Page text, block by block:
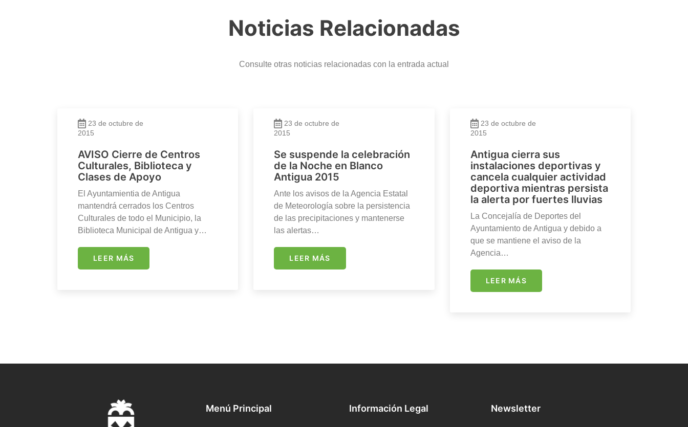
Noticias Relacionadas
Consulte otras noticias relacionadas con la entrada actual
23 de octubre de
2015
AVISO Cierre de Centros
Culturales, Biblioteca y
Clases de Apoyo
El Ayuntamientia de Antigua
mantendrá cerrados los Centros
Culturales de todo el Municipio, la
Biblioteca Municipal de Antigua y…
LEER MÁS
23 de octubre de
2015
Se suspende la celebración
de la Noche en Blanco
Antigua 2015
Ante los avisos de la Agencia Estatal
de Meteorología sobre la persistencia
de las precipitaciones y mantenerse
las alertas…
LEER MÁS
23 de octubre de
2015
Antigua cierra sus
instalaciones deportivas y
cancela cualquier actividad
deportiva mientras persista
la alerta por fuertes lluvias
La Concejalía de Deportes del
Ayuntamiento de Antigua y debido a
que se mantiene el aviso de la
Agencia…
LEER MÁS
Menú Principal Información Legal Newsletter